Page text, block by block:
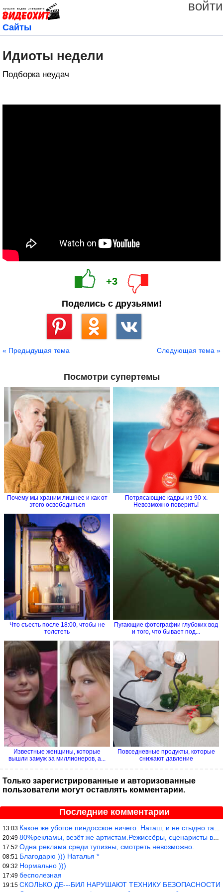
войти
Сайты
Идиоты недели
Подборка неудач
+3
Поделись с друзьями!
« Предыдущая тема Следующая тема »
Посмотри супертемы
Почему мы храним лишнее и как от
этого освободиться
Потрясающие кадры из 90-х.
Невозможно поверить!
Что съесть после 18:00, чтобы не
толстеть
Пугающие фотографии глубоких вод
и того, что бывает под...
Известные женщины, которые
вышли замуж за миллионеров, а...
Повседневные продукты, которые
снижают давление
Только зарегистрированные и авторизованные
пользователи могут оставлять комментарии.
Последние комментарии
13:03 Какое же убогое пиндосское ничего. Наташ, и не стыдно такую фигн
20:49 80%рекламы, везёт же артистам.Режиссёры, сценаристы вы где или к
17:52 Одна реклама среди тупизны, смотреть невозможно.
08:51 Благодарю ))) Наталья *
09:32 Нормально )))
17:49 бесполезная
19:15 СКОЛЬКО ДЕ---БИЛ НАРУШАЮТ ТЕХНИКУ БЕЗОПАСНОСТИ